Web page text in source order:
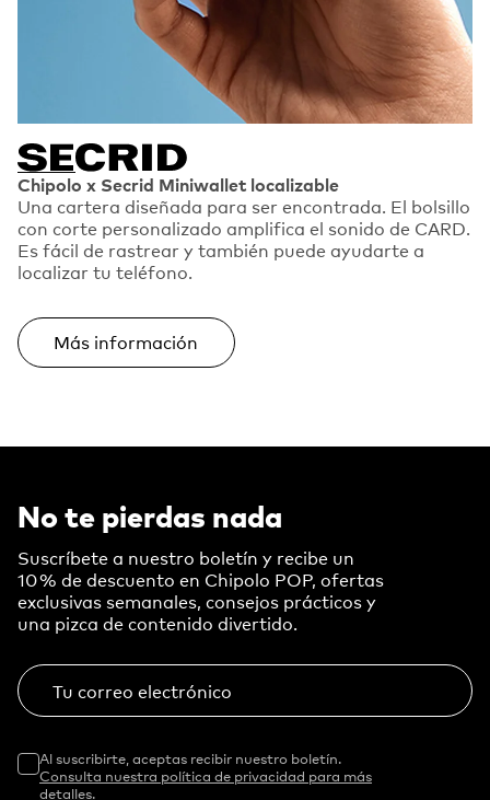
Chipolo x Secrid Miniwallet localizable
Una cartera diseñada para ser encontrada. El bolsillo
con corte personalizado amplifica el sonido de CARD.
Es fácil de rastrear y también puede ayudarte a
localizar tu teléfono.
Más información
No te pierdas nada
Suscríbete a nuestro boletín y recibe un
10 % de descuento en Chipolo POP, ofertas
exclusivas semanales, consejos prácticos y
una pizca de contenido divertido.
Tu correo electrónico
Al suscribirte, aceptas recibir nuestro boletín.
Consulta nuestra política de privacidad para más
detalles.